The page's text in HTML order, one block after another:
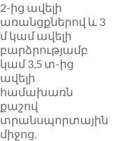
2-ից ավելի
առանցքներով և 3
մ կամ ավելի
բարձրությամբ
կամ 3,5 տ-ից
ավելի
համախառն
քաշով
տրանսպորտային
միջոց.